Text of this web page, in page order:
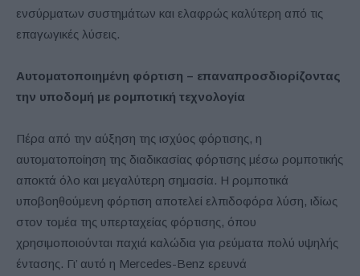
ενσύρματων συστημάτων και ελαφρώς καλύτερη από τις
επαγωγικές λύσεις.
Αυτοματοποιημένη φόρτιση – επαναπροσδιορίζοντας
την υποδομή με ρομποτική τεχνολογία
Πέρα από την αύξηση της ισχύος φόρτισης, η
αυτοματοποίηση της διαδικασίας φόρτισης μέσω ρομποτικής
αποκτά όλο και μεγαλύτερη σημασία. Η ρομποτικά
υποβοηθούμενη φόρτιση αποτελεί ελπιδοφόρα λύση, ιδίως
στον τομέα της υπερταχείας φόρτισης, όπου
χρησιμοποιούνται παχιά καλώδια για ρεύματα πολύ υψηλής
έντασης. Γι’ αυτό η Mercedes-Benz ερευνά